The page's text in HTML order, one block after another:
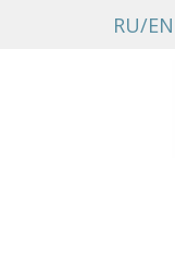
RU/EN